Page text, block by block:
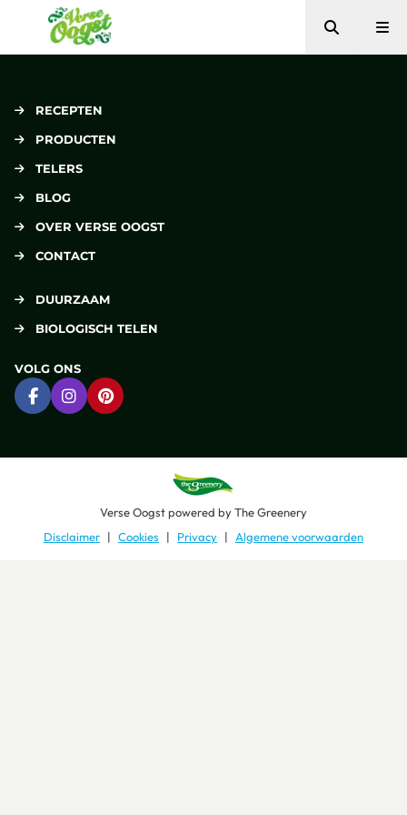
Verse Oogst
Zoeken
RECEPTEN
PRODUCTEN
TELERS
BLOG
OVER VERSE OOGST
CONTACT
DUURZAAM
BIOLOGISCH TELEN
VOLG ONS
Ga naar Facebook
Ga naar Instagram
Ga naar Pinterest
Verse Oogstpowered byThe Greenery
Disclaimer
Cookies Privacy Algemene voorwaarden